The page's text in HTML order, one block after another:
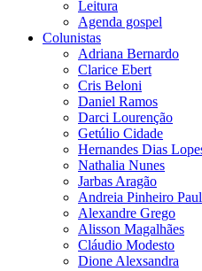
Leitura
Agenda gospel
Colunistas
Adriana Bernardo
Clarice Ebert
Cris Beloni
Daniel Ramos
Darci Lourenção
Getúlio Cidade
Hernandes Dias
Nathalia Nunes
Jarbas Aragão
Andreia Pinheiro
Alexandre Grego
Alisson Magalhães
Cláudio Modesto
Dione Alexsandra